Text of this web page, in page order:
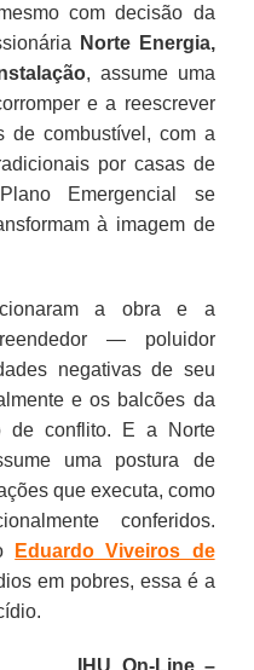
com decisão da
Norte Energia,
, assume uma
e a reescrever
de combustível, com a
por casas de
Emergencial se
à imagem de
a obra e a
— poluidor
negativas de seu
e os balcões da
de conflito. E a Norte
uma postura de
que executa, como
conferidos.
Eduardo Viveiros de
em pobres, essa é a
IHU On-Line –